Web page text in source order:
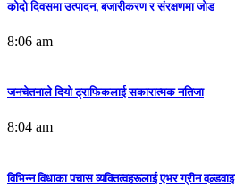
कोदो दिवसमा उत्पादन, बजारीकरण र संरक्षणमा जोड
8:06 am
जनचेतनाले दियो ट्राफिकलाई सकारात्मक नतिजा
8:04 am
विभिन्न विधाका पचास व्यक्तित्वहरूलाई एभर ग्रीन